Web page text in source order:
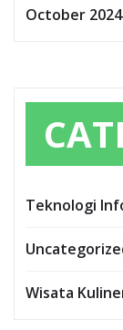
October 2024
Teknologi
Wisata